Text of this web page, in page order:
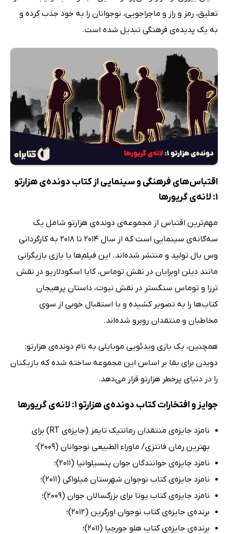
تعلیق، رمز و راز و ماجراجویی، نوجوانان را به خود جذب کرده و
به یک پدیده‌ی فرهنگی تبدیل شده است.
اقتباس‌های فرهنگی و سینمایی از کتاب دونده‌ی هزارتو
1: لانه‌ی گریورها
مهم‌ترین اقتباس از مجموعه‌ی دونده‌ی هزارتو شامل یک
سه‌گانه‌ی سینمایی است که از سال 2014 تا 2018 به کارگردانی
وس بال تولید و منتشر شده‌اند. این فیلم‌ها با بازی بازیگرانی
مانند دیلن اوبرایان در نقش توماس، کایا اسکودلاریو در نقش
ترزا و توماس سنگستر در نقش نیوت، داستان پرهیجان
کتاب‌ها را به تصویر کشیده‌ و با استقبال خوبی از سوی
مخاطبان و منتقدان روبرو شده‌اند.
همچنین، یک بازی ویدئویی موبایلی به نام دونده‌ی هزارتو:
دویدن برای بقا بر اساس این مجموعه ساخته شده که بازیکنان
را در دنیای پرخطر هزارتو قرار می‌دهد.
جوایز و افتخارات کتاب دونده‌ی هزارتو 1: لانه‌ی گریورها
نامزد جایزه‌ی منتقدان رمانتیک تایمز (جایزه‌ی RT) برای
بهترین رمان فانتزی/ ماوراء الطبیعی نوجوانان (2009)؛
نامزد جایزه‌ی خوانندگان جوان پنسیلوانیا (2011)؛
نامزد جایزه‌ی کتاب نوجوان شهرستان میلواکی (2011)؛
نامزد جایزه‌ی کتاب یوتا برای بزرگسالان جوان (2009)؛
برنده‌ی جایزه‌ی کتاب نوجوان اورگرین (2012)؛
برنده‌ی جایزه‌ی کتاب هلو جورجیا (2011)؛